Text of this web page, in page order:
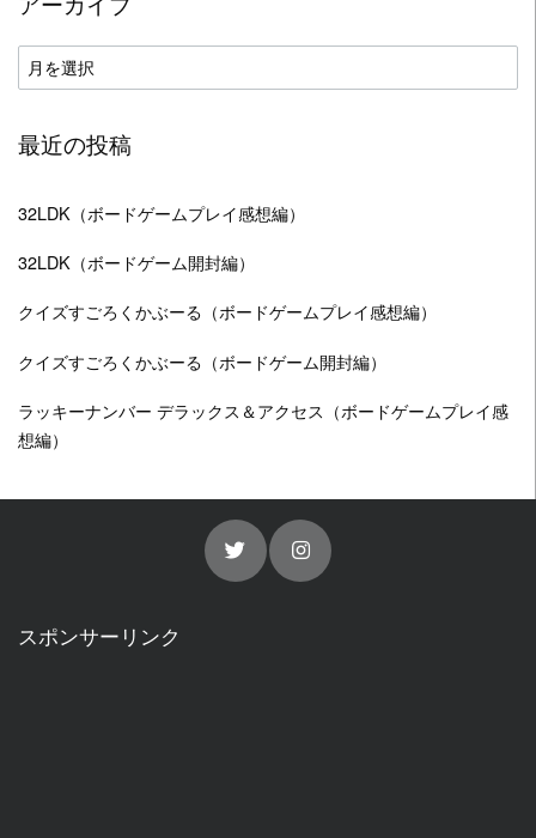
リ
ア
ー
イ
最近の投稿
32LDK（ボードゲームプレイ感想編）
32LDK（ボードゲーム開封編）
クイズすごろくかぶーる（ボードゲームプレイ感想編）
クイズすごろくかぶーる（ボードゲーム開封編）
ラッキーナンバー デラックス＆アクセス（ボードゲームプレイ感
想編）
スポンサーリンク